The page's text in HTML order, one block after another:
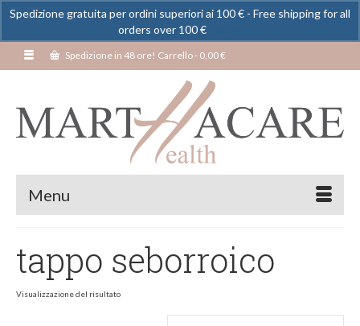
Spedizione in 48 ore! Carrello- 0,00€
Menu
tappo seborroico
Visualizzazione del risultato
Spedizione gratuita per ordini superiori ai 100 € - Free shipping for all
orders over 100 €